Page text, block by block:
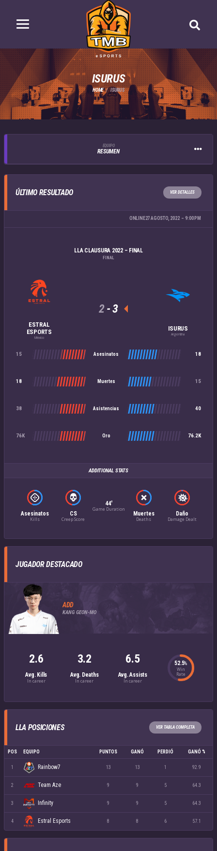
ISURUS
HOME ISURUS
EQUIPO
RESUMEN
ÚLTIMO RESULTADO VER DETALLES
27 AGOSTO, 2022 9:00 PM
ONLINE
LLA CLAUSURA 2022 – FINAL
FINAL
ESTRAL
ESPORTS
México
ISURUS
Argentina
2-3
15 Asesinatos 18
18 Muertes 15
38 Asistencias 40
76K Oro 76.2K
ADDITIONAL STATS
Asesinatos
Kills
CS
Creep Score
44'
Game Duration
Muertes
Deaths
Daño
Damage Dealt
JUGADOR DESTACADO
ADD
KANG GEON-MO
2.6
Avg. Kills
In career
3.2
Avg. Deaths
In career
6.5
Avg. Assists
In career
52.5%
Win
Rate
LLA POSICIONES VER TABLA COMPLETA
POS EQUIPO PUNTOS GANÓ PERDIÓ GANÓ %
1 Rainbow7 13 13 1 92.9
2 Team Aze 9 9 5 64.3
3 Infinity 9 9 5 64.3
4 Estral Esports 8 8 6 57.1